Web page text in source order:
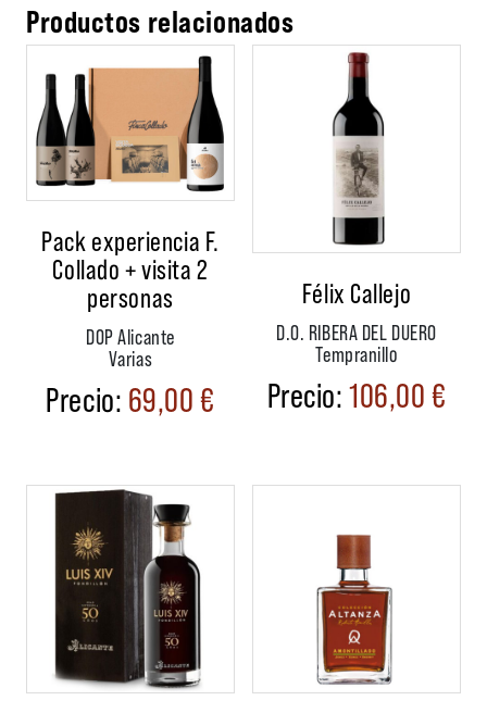
Productos relacionados
Pack experiencia F.
Collado + visita 2
personas
DOP Alicante
Varias
69,00€
Félix Callejo
D.O. RIBERA DEL DUERO
Tempranillo
106,00€